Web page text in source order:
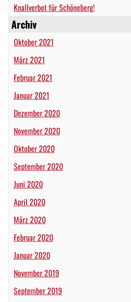
Knallverbot für Schöneberg!
Archiv
Oktober 2021
März 2021
Februar 2021
Januar 2021
Dezember 2020
November 2020
Oktober 2020
September 2020
Juni 2020
April 2020
März 2020
Februar 2020
Januar 2020
November 2019
September 2019